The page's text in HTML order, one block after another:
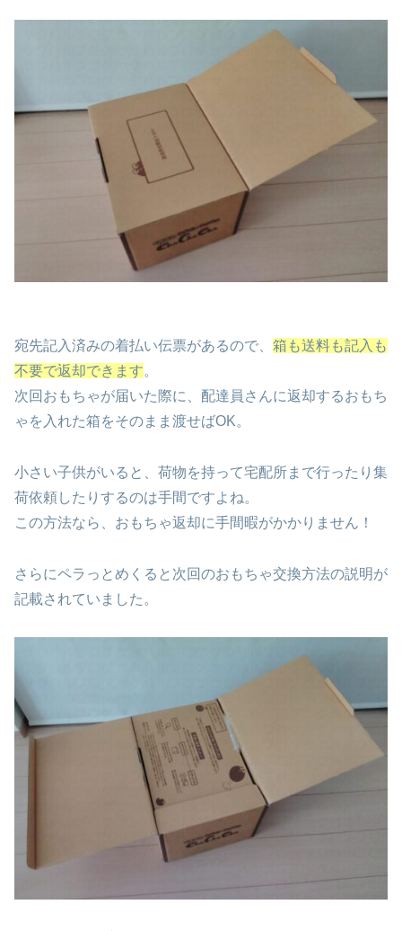
宛先記入済みの着払い伝票があるので、 箱も送料も記入も
不要で返却できます。
次回おもちゃが届いた際に、配達員さんに返却するおもち
ゃを入れた箱をそのまま渡せばOK。
小さい子供がいると、荷物を持って宅配所まで行ったり集
荷依頼したりするのは手間ですよね。
この方法なら、おもちゃ返却に手間暇がかかりません！
さらにペラっとめくると次回のおもちゃ交換方法の説明が
記載されていました。